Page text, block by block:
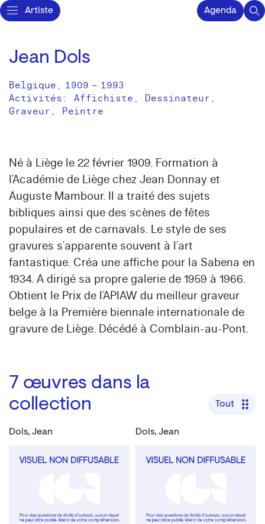
Artiste Agenda
Jean Dols
Belgique , 1909 – 1993
Activités: Affichiste
Dessinateur
Graveur
Peintre
Né à Liège le 22 février 1909. Formation à
l’Académie de Liège chez Jean Donnay et
Auguste Mambour. Il a traité des sujets
bibliques ainsi que des scènes de fêtes
populaires et de carnavals. Le style de ses
gravures s’apparente souvent à l’art
fantastique. Créa une affiche pour la Sabena en
1934. A dirigé sa propre galerie de 1959 à 1966.
Obtient le Prix de l’APIAW du meilleur graveur
belge à la Première biennale internationale de
gravure de Liège. Décédé à Comblain-au-Pont.
7 œuvres dans la
collection
Tout
Dols, Jean Dols, Jean